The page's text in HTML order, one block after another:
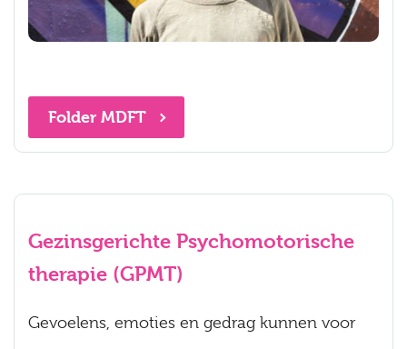
Folder MDFT
Gezinsgerichte Psychomotorische
therapie (GPMT)
Gevoelens, emoties en gedrag kunnen voor